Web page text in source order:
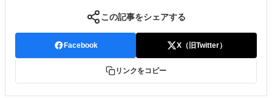
この記事をシェアする
Facebook X（旧Twitter）
リンクをコピー